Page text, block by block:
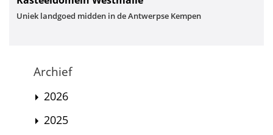
Uniek landgoed midden in de Antwerpse Kempen
Archief
2026
2025